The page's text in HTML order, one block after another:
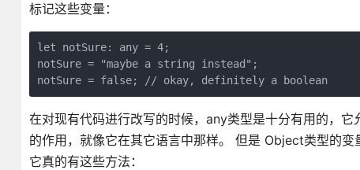
标记这些变量：
let notSure: any = 4;
notSure = "maybe a string instead";
notSure = false; // okay, definitely a boolean
在对现有代码进行改写的时候，any类型是十分有用的，
的作用，就像它在其它语言中那样。 但是 Object类型的
它真的有这些方法：